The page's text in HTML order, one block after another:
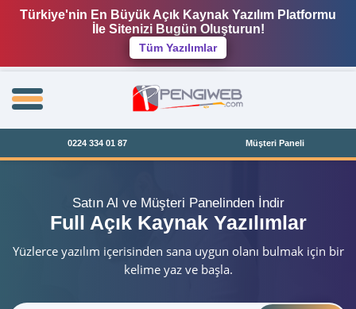
Türkiye'nin En Büyük Açık Kaynak Yazılım Platformu
İle Sitenizi Bugün Oluşturun!
Tüm Yazılımlar
0224 334 01 87 Müşteri Paneli
Satın Al ve Müşteri Panelinden İndir
Full Açık Kaynak Yazılımlar
Yüzlerce yazılım içerisinden sana uygun olanı bulmak için bir
kelime yaz ve başla.